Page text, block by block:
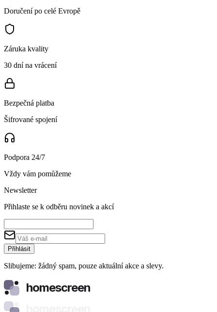
Doručení po celé Evropě
Záruka kvality
30 dní na vrácení
Bezpečná platba
Šifrované spojení
Podpora 24/7
Vždy vám pomůžeme
Newsletter
Přihlaste se k odběru novinek a akcí
Přihlásit
Slibujeme: žádný spam, pouze aktuální akce a slevy.
homescreen